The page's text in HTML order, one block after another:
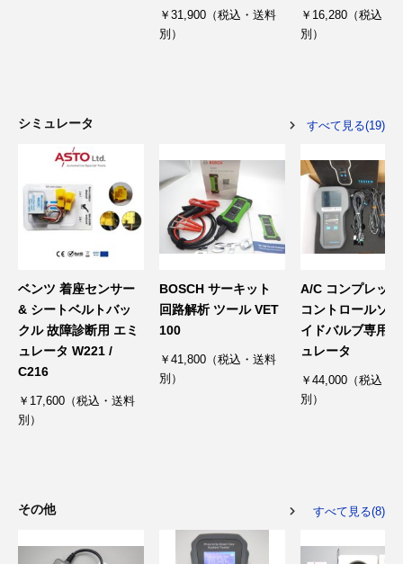
￥31,900（税込・送料
別）
￥16,280（税込・
別）
シミュレータ すべて見る(19)
ベンツ 着座センサー
& シートベルトバッ
クル 故障診断用 エミ
ュレータ W221 /
C216
￥17,600（税込・送料
別）
BOSCH サーキット
回路解析 ツール VET
100
￥41,800（税込・送料
別）
A/C コンプレッ
コントロールソ
イドバルブ専用
ュレータ
￥44,000（税込・
別）
その他 すべて見る(8)